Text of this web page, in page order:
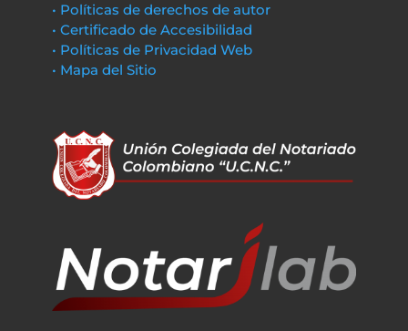
• Políticas de derechos de autor
• Certificado de Accesibilidad
• Políticas de Privacidad Web
• Mapa del Sitio